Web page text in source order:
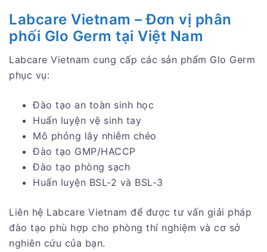
Labcare Vietnam – Đơn vị phân
phối Glo Germ tại Việt Nam
Labcare Vietnam cung cấp các sản phẩm Glo Germ
phục vụ:
Đào tạo an toàn sinh học
Huấn luyện vệ sinh tay
Mô phỏng lây nhiễm chéo
Đào tạo GMP/HACCP
Đào tạo phòng sạch
Huấn luyện BSL-2 và BSL-3
Liên hệ Labcare Vietnam để được tư vấn giải pháp
đào tạo phù hợp cho phòng thí nghiệm và cơ sở
nghiên cứu của bạn.